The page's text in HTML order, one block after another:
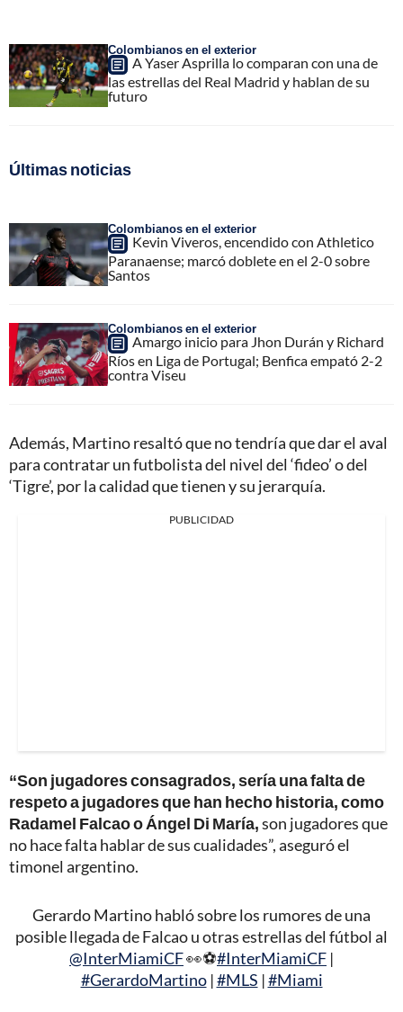
Colombianos en el exterior
A Yaser Asprilla lo comparan con una de
las estrellas del Real Madrid y hablan de su
futuro
Últimas noticias
Colombianos en el exterior
Kevin Viveros, encendido con Athletico
Paranaense; marcó doblete en el 2-0 sobre
Santos
Colombianos en el exterior
Amargo inicio para Jhon Durán y Richard
Ríos en Liga de Portugal; Benfica empató 2-2
contra Viseu
Además, Martino resaltó que no tendría que dar el aval
para contratar un futbolista del nivel del ‘fideo’ o del
‘Tigre’, por la calidad que tienen y su jerarquía.
PUBLICIDAD
“Son jugadores consagrados, sería una falta de
respeto a jugadores que han hecho historia, como
Radamel Falcao o Ángel Di María,son jugadores que
no hace falta hablar de sus cualidades”, aseguró el
timonel argentino.
Gerardo Martino habló sobre los rumores de una
posible llegada de Falcao u otras estrellas del fútbol al
@InterMiamiCF👀⚽️#InterMiamiCF |
#GerardoMartino|#MLS |#Miami